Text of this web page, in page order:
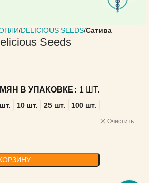
DELICIOUS SEEDS Сатива
Seeds
В УПАКОВКЕ 1 ШТ.
10 шт. 25 шт. 100 шт.
Очистить